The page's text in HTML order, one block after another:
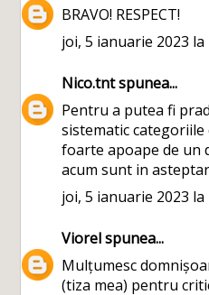
BRAVO! RESPECT!
joi, 5 ianuarie 2023 la
Nico.tntspunea...
Pentru a putea fi
sistematic
foarte apoape de un
acum sunt in
joi, 5 ianuarie 2023 la
Viorelspunea...
Mulțumesc
(tiza mea) pentru